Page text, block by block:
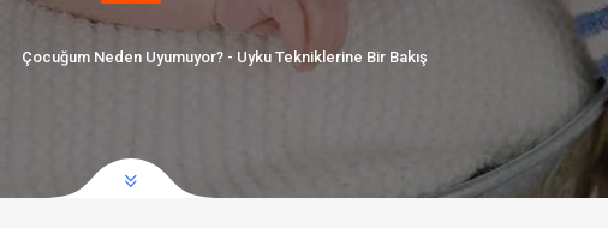
Çocuğum Neden Uyumuyor? - Uyku Tekniklerine Bir Bakış